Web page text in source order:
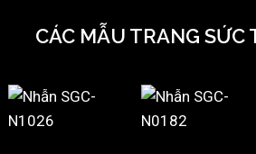
CÁC MẪU TRANG SỨC